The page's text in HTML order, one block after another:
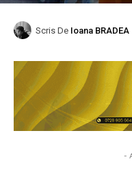
Scris De Ioana BRADEA
-